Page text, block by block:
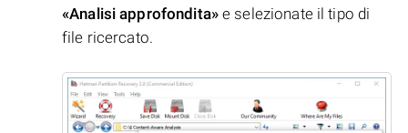
«Analisi approfondita»e selezionate il tipo di
file ricercato.